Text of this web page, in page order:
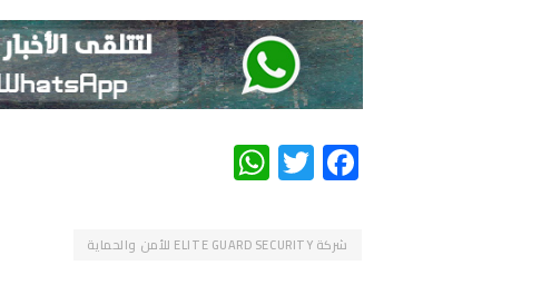
Facebook
Twitter
شركة ELITE GUARD SECURITY للأمن والحماية